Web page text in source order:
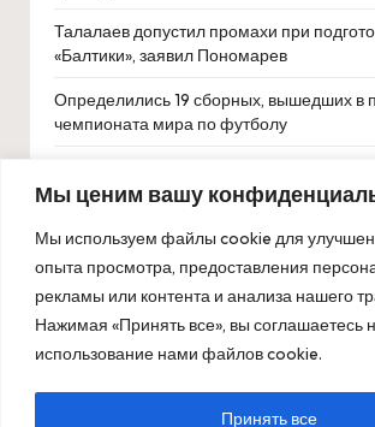
Мы ценим вашу
Мы используем файлы cookie для
опыта просмотра, предоставления
рекламы или контента и анализа нашего
Нажимая «Принять все», вы соглашаетесь
использование нами файлов cookie.
Принять все
Талалаев допустил промахи при
«Балтики», заявил Пономарев
Определились 19 сборных, вышедших
чемпионата мира по футболу
результат от тренировок
Гол экс-футболиста «Зенита» принес
победу над «Ривер Плейт»
«Манчестер Юнайтед» проиграл «Лидсу»
поле в 32-м туре АПЛ